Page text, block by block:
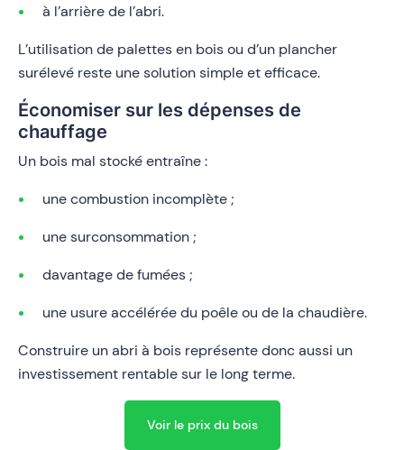
à l’arrière de l’abri.
L’utilisation de palettes en bois ou d’un plancher
surélevé reste une solution simple et efficace.
Économiser sur les dépenses de
chauffage
Un bois mal stocké entraîne :
une combustion incomplète ;
une surconsommation ;
davantage de fumées ;
une usure accélérée du poêle ou de la chaudière.
Construire un abri à bois représente donc aussi un
investissement rentable sur le long terme.
Voir le prix du bois